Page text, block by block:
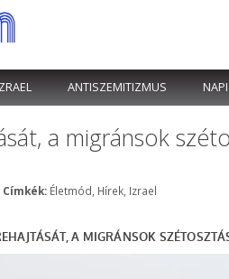
ANTISZEMITIZMUS
a migránsok
Címkék: Címkék
Életmód Hírek Izrael